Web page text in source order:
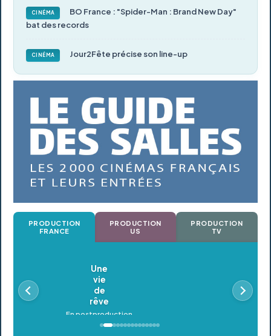
CINÉMA
BO France : "Spider-Man : Brand New Day"
bat des records
CINÉMA Jour2Fête précise son line-up
PRODUCTION
FRANCE
PRODUCTION
US
PRODUCTION
TV
Oldeupe
En postproduction